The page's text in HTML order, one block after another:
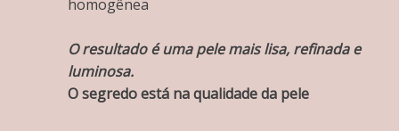
homogênea
O resultado é uma pele mais lisa, refinada e
luminosa.
O segredo está na qualidade da pele